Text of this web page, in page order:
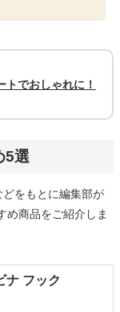
でおしゃれに！
5選
をもとに編集部が
め商品をご紹介しま
ナ フック